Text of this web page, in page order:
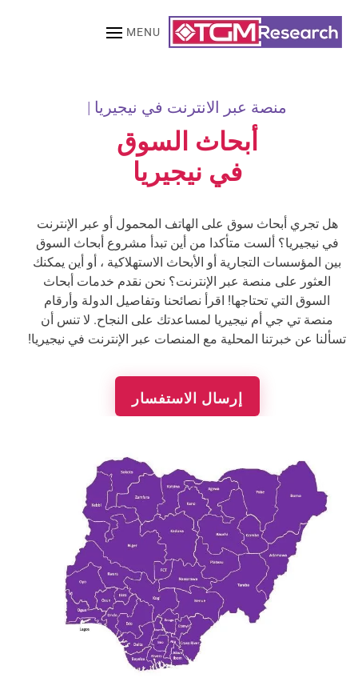
Skip to main content
MENU
منصة عبر الانترنت في نيجيريا |
أبحاث السوق
في نيجيريا
هل تجري أبحاث سوق على الهاتف المحمول أو عبر الإنترنت
في نيجيريا؟ ألست متأكدا من أين تبدأ مشروع أبحاث السوق
بين المؤسسات التجارية أو الأبحاث الاستهلاكية ، أو أين يمكنك
العثور على منصة عبر الإنترنت؟ نحن نقدم خدمات أبحاث
السوق التي تحتاجها! اقرأ نصائحنا وتفاصيل الدولة وأرقام
منصة تي جي أم نيجيريا لمساعدتك على النجاح. لا تنس أن
تسألنا عن خبرتنا المحلية مع المنصات عبر الإنترنت في نيجيريا!
إرسال الاستفسار